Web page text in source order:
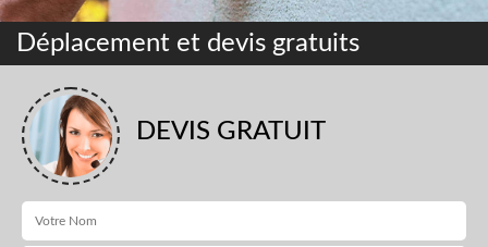
Déplacement et devis gratuits
DEVIS GRATUIT